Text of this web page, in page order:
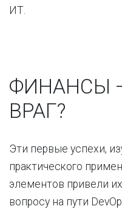
ИТ.
ФИНАНСЫ
ВРАГ?
Эти первые успехи,
практического
элементов привели
вопросу на пути